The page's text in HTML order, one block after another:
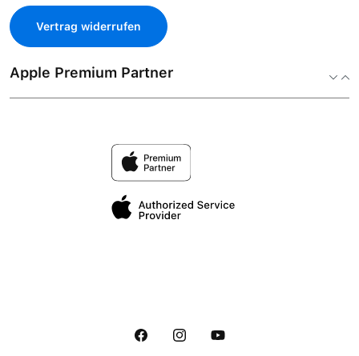
Vertrag widerrufen
Apple Premium Partner